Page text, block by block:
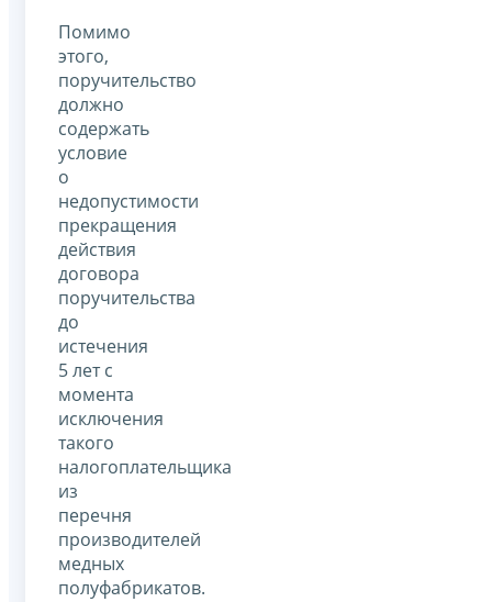
Помимо
этого,
поручительство
должно
содержать
условие
о
недопустимости
прекращения
действия
договора
поручительства
до
истечения
5 лет с
момента
исключения
такого
налогоплательщика
из
перечня
производителей
медных
полуфабрикатов.